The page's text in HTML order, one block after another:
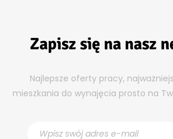
Zapisz się na nasz
Najlepsze oferty pracy,
mieszkania do wynajęcia prosto na